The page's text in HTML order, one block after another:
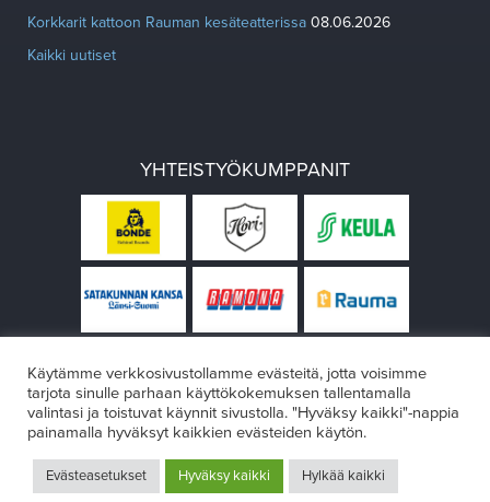
Korkkarit kattoon Rauman kesäteatterissa 08.06.2026
Kaikki uutiset
YHTEISTYÖKUMPPANIT
Design:VÄRIKÄS
Käytämme verkkosivustollamme evästeitä, jotta voisimme
tarjota sinulle parhaan käyttökokemuksen tallentamalla
valintasi ja toistuvat käynnit sivustolla. "Hyväksy kaikki"-nappia
painamalla hyväksyt kaikkien evästeiden käytön.
Evästeasetukset Hyväksy kaikki Hylkää kaikki